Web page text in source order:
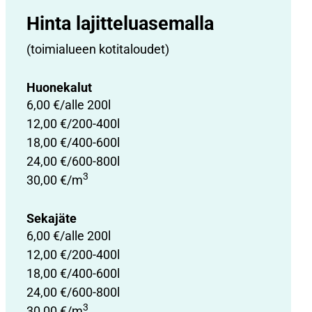
Hinta lajittelu­asemalla
(toimialueen kotitaloudet)
Huonekalut
6,00 €/alle 200l
12,00 €/200-400l
18,00 €/400-600l
24,00 €/600-800l
30,00 €/m3
Sekajäte
6,00 €/alle 200l
12,00 €/200-400l
18,00 €/400-600l
24,00 €/600-800l
3